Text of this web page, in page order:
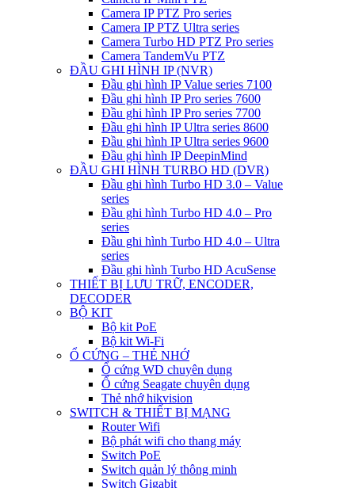
Camera IP PTZ Pro series
Camera IP PTZ Ultra series
Camera Turbo HD PTZ Pro series
Camera TandemVu PTZ
ĐẦU GHI HÌNH IP (NVR)
Đầu ghi hình IP Value series 7100
Đầu ghi hình IP Pro series 7600
Đầu ghi hình IP Pro series 7700
Đầu ghi hình IP Ultra series 8600
Đầu ghi hình IP Ultra series 9600
Đầu ghi hình IP DeepinMind
ĐẦU GHI HÌNH TURBO HD (DVR)
Đầu ghi hình Turbo HD 3.0 – Value
series
Đầu ghi hình Turbo HD 4.0 – Pro
series
Đầu ghi hình Turbo HD 4.0 – Ultra
series
Đầu ghi hình Turbo HD AcuSense
THIẾT BỊ LƯU TRỮ, ENCODER,
DECODER
BỘ KIT
Bộ kit PoE
Bộ kit Wi-Fi
Ổ CỨNG – THẺ NHỚ
Ổ cứng WD chuyên dụng
Ổ cứng Seagate chuyên dụng
Thẻ nhớ hikvision
SWITCH & THIẾT BỊ MẠNG
Router Wifi
Bộ phát wifi cho thang máy
Switch PoE
Switch quản lý thông minh
Switch Gigabit